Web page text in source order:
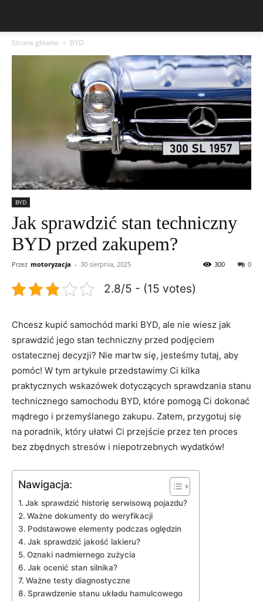
Strona główna BYD
BYD
Jak sprawdzić stan techniczny
BYD przed zakupem?
Przez motoryzacja - 30 sierpnia, 2025 0
300
2.8/5 - (15 votes)
Chcesz kupić samochód marki BYD, ale nie wiesz jak
sprawdzić​ jego ​stan techniczny przed ‍podjęciem
ostatecznej decyzji? Nie martw ⁤się, jesteśmy tutaj, aby
pomóc! W tym artykule przedstawimy ‍Ci ‍kilka
praktycznych‌ wskazówek dotyczących sprawdzania stanu
technicznego samochodu BYD, które pomogą Ci dokonać
​mądrego i przemyślanego zakupu. Zatem, przygotuj się
na poradnik, który ułatwi Ci przejście przez ten proces
⁤bez zbędnych stresów​ i ⁣niepotrzebnych wydatków!
Nawigacja:
Jak‌ sprawdzić⁤ historię serwisową pojazdu?
Ważne​ dokumenty do weryfikacji
Podstawowe elementy podczas oględzin
Jak sprawdzić jakość lakieru?
Oznaki⁣ nadmiernego zużycia
Jak ocenić stan silnika?
Ważne testy ⁣diagnostyczne
Sprawdzenie stanu układu hamulcowego